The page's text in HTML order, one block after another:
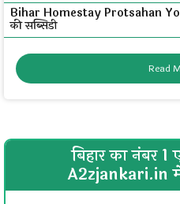
Bihar Homestay Protsahan
की सब्सिडी
Read
बिहार का नंबर
A2zjankari.in